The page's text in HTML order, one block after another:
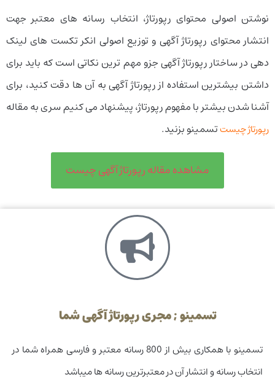
نوشتن اصولی محتوای رپورتاژ، انتخاب رسانه‌ های معتبر جهت
انتشار محتوای رپورتاژ آگهی و توزیع اصولی انکر تکست‌ های لینک
دهی در ساختار رپورتاژ آگهی جزو مهم‌ ترین نکاتی است که باید برای
داشتن بیشترین استفاده از رپورتاژ آگهی به آن‌ ها دقت کنید، برای
آشنا شدن بیشتر با مفهوم رپورتاژ، پیشنهاد می‌ کنیم سری به مقاله
رپورتاژ چیستتسمینو بزنید.
مشاهده مقاله رپورتاژ آگهی چیست
تسمینو ; مجری رپورتاژ آگهی شما
تسمینو با همکاری بیش از 800 رسانه معتبر و فارسی همراه شما در
انتخاب رسانه و انتشار آن در معتبرترین رسانه ها میباشد